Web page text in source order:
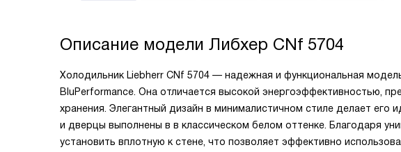
Описание модели Либхер CNf 5704
Холодильник Liebherr CNf 5704 — надежная и функциональная
BluPerformance. Она отличается высокой энергоэффективностью,
хранения. Элегантный дизайн в минималистичном стиле делает
и дверцы выполнены в в классическом белом оттенке. Благодаря
установить вплотную к стене, что позволяет эффективно